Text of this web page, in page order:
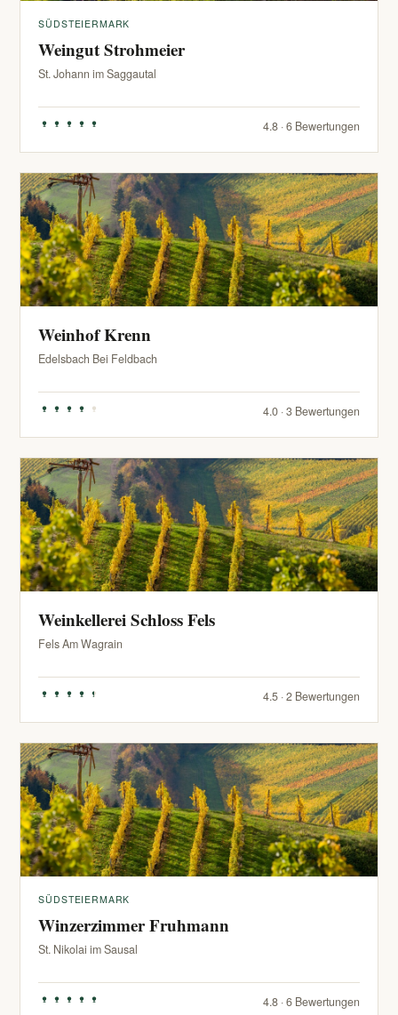
SÜDSTEIERMARK
Weingut Strohmeier
St. Johann im Saggautal
4.8 · 6 Bewertungen
Weinhof Krenn
Edelsbach Bei Feldbach
4.0 · 3 Bewertungen
Weinkellerei Schloss Fels
Fels Am Wagrain
4.5 · 2 Bewertungen
SÜDSTEIERMARK
Winzerzimmer Fruhmann
St. Nikolai im Sausal
4.8 · 6 Bewertungen